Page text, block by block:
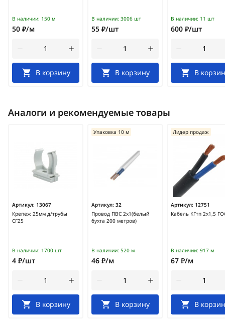
В наличии: 150 м
50 ₽/м
В корзину
В наличии: 3006 шт
55 ₽/шт
В корзину
В наличии: 11 шт
600 ₽/шт
В
Аналоги и рекомендуемые товары
Артикул: 13067
Крепеж 25мм д/трубы
CF25
В наличии: 1700 шт
4 ₽/шт
В корзину
Артикул: 32
Провод ПВС 2х1(белый
бухта 200 метров)
Упаковка 10 м
В наличии: 520 м
46 ₽/м
В корзину
Артикул: 12751
Кабель КГтп 2х1,5
Лидер продаж
В наличии: 917 м
67 ₽/м
В